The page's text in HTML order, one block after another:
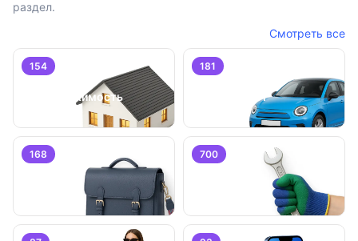
раздел.
Смотреть все
154
Недвижимость
181
Транспорт
168 700